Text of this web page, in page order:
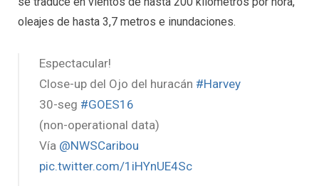
oleajes de hasta 3,7 metros e inundaciones.
Espectacular!
Close-up del Ojo del huracán #Harvey
30-seg #GOES16
(non-operational data)
Vía @NWSCaribou
pic.twitter.com/1iHYnUE4Sc